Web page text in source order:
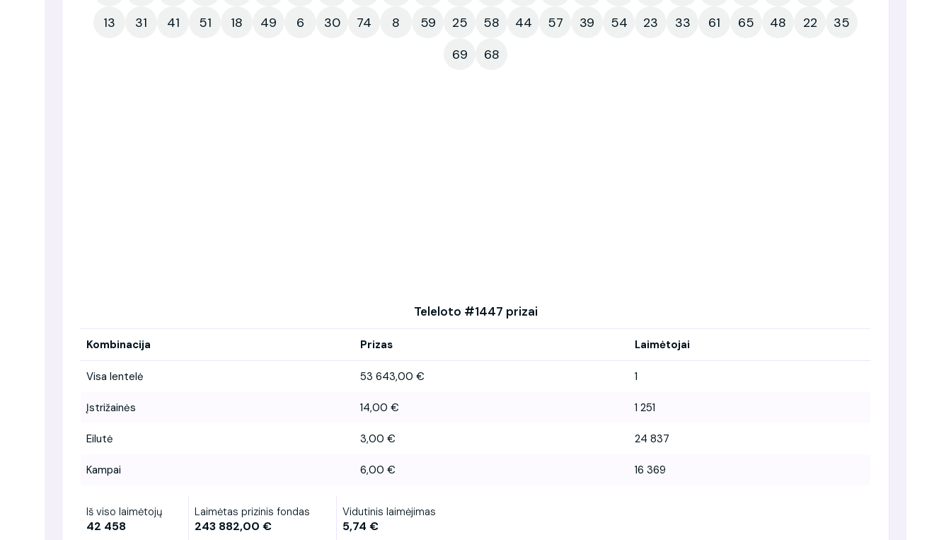
13
31 41 51 18 49 6 30 74 8 59 25 58 44 57 39 54 23 33 61 65 48 22
35
69
68
Teleloto #1447 prizai
Kombinacija Prizas Laimėtojai
Visa lentelė 53 643,00 € 1
Įstrižainės 14,00 € 1 251
Eilutė 3,00 € 24 837
Kampai 6,00 € 16 369
Iš viso laimėtojų
42 458
Laimėtas prizinis fondas
243 882,00 €
Vidutinis laimėjimas
5,74 €